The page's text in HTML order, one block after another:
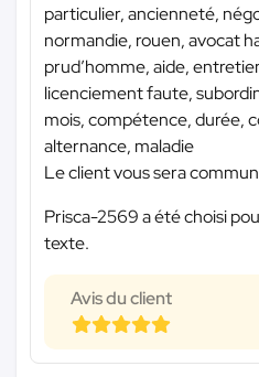
particulier, ancienneté,
normandie, rouen, avocat
prud’homme, aide,
licenciement faute,
mois, compétence, durée,
alternance, maladie
Le client vous sera
Prisca-2569 a été choisi
texte.
Avis du client